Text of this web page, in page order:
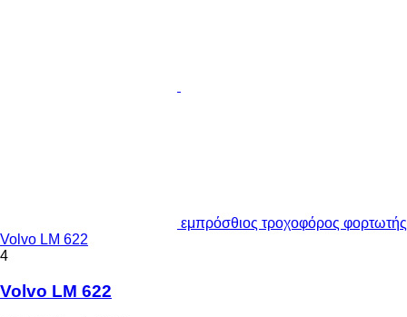
εμπρόσθιος τροχοφόρος φορτωτής
Volvo LM 622
4
Volvo LM 622